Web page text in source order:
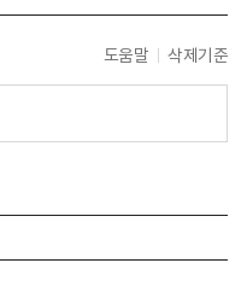
도움말 삭제기준